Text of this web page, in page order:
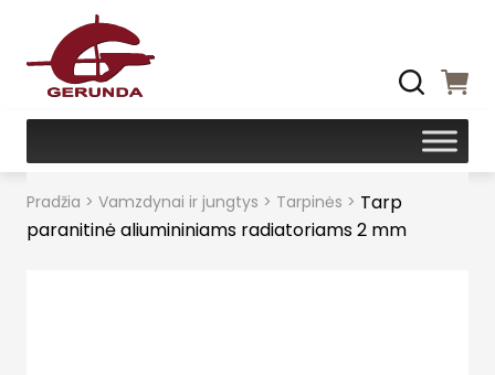
Pradžia > Vamzdynai ir jungtys > Tarpinės > Tarp
paranitinė aliumininiams radiatoriams 2 mm